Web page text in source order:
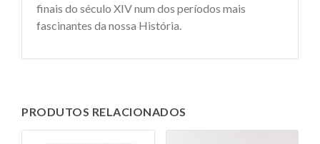
finais do século XIV num dos períodos mais
fascinantes da nossa História.
PRODUTOS RELACIONADOS